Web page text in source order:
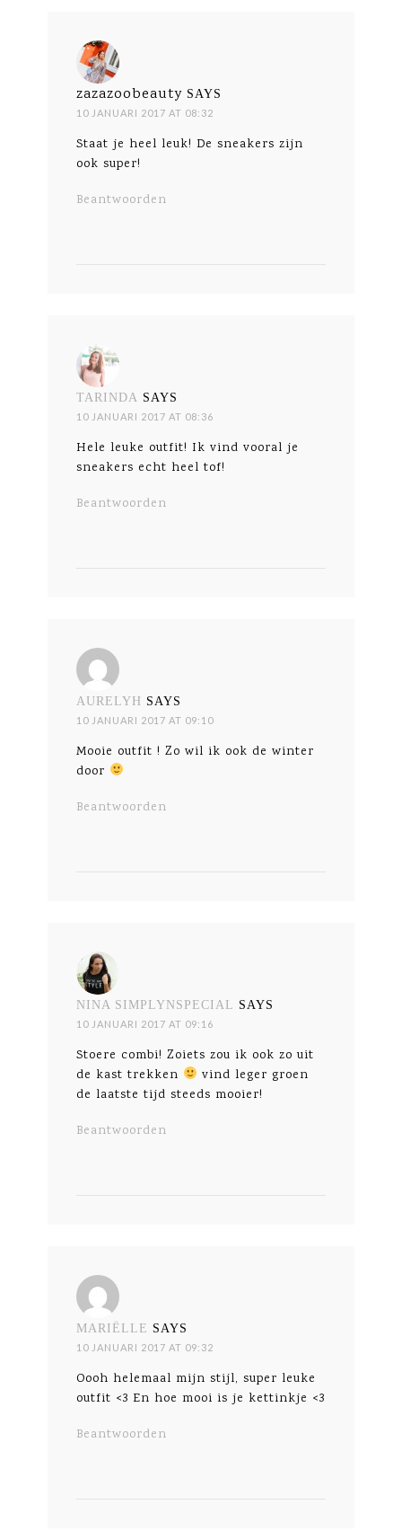
zazazoobeauty SAYS
10 JANUARI 2017 AT 08:32
Staat je heel leuk! De sneakers zijn
ook super!
Beantwoorden
TARINDA SAYS
10 JANUARI 2017 AT 08:36
Hele leuke outfit! Ik vind vooral je
sneakers echt heel tof!
Beantwoorden
AURELYH SAYS
10 JANUARI 2017 AT 09:10
Mooie outfit ! Zo wil ik ook de winter
door
Beantwoorden
NINA SIMPLYNSPECIAL SAYS
10 JANUARI 2017 AT 09:16
Stoere combi! Zoiets zou ik ook zo uit
de kast trekken
vind leger groen
de laatste tijd steeds mooier!
Beantwoorden
MARIËLLE SAYS
10 JANUARI 2017 AT 09:32
Oooh helemaal mijn stijl, super leuke
outfit <3 En hoe mooi is je kettinkje <3
Beantwoorden